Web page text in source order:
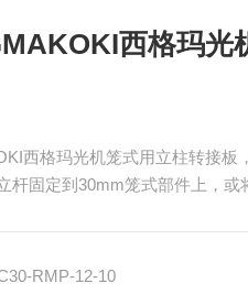
西格玛光
西格玛光机笼式用立柱转接板
杆固定到30mm笼式部件上，或
RMP-12-10